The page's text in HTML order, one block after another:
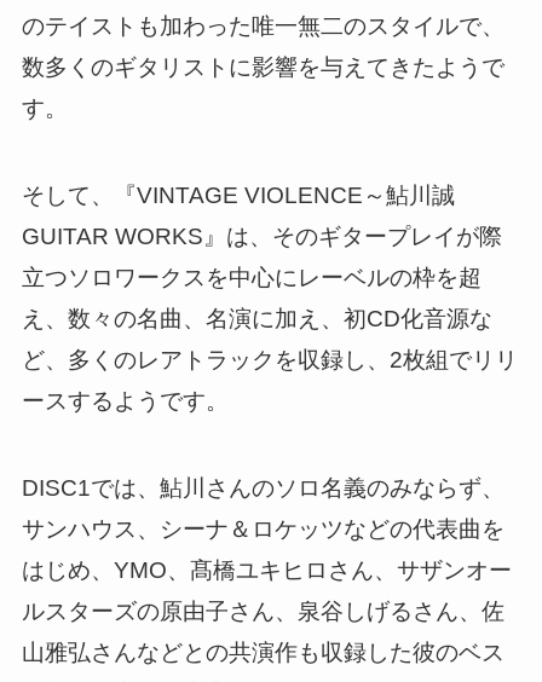
のテイストも加わった唯一無二のスタイルで、
数多くのギタリストに影響を与えてきたようで
す。
そして、『VINTAGE VIOLENCE～鮎川誠
GUITAR WORKS』は、そのギタープレイが際
立つソロワークスを中心にレーベルの枠を超
え、数々の名曲、名演に加え、初CD化音源な
ど、多くのレアトラックを収録し、2枚組でリリ
ースするようです。
DISC1では、鮎川さんのソロ名義のみならず、
サンハウス、シーナ＆ロケッツなどの代表曲を
はじめ、YMO、髙橋ユキヒロさん、サザンオー
ルスターズの原由子さん、泉谷しげるさん、佐
山雅弘さんなどとの共演作も収録した彼のベス